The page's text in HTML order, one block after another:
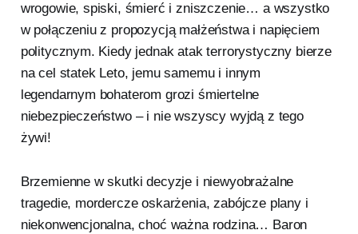
wrogowie, spiski, śmierć i zniszczenie… a wszystko
w połączeniu z propozycją małżeństwa i napięciem
politycznym. Kiedy jednak atak terrorystyczny bierze
na cel statek Leto, jemu samemu i innym
legendarnym bohaterom grozi śmiertelne
niebezpieczeństwo – i nie wszyscy wyjdą z tego
żywi!
Brzemienne w skutki decyzje i niewyobrażalne
tragedie, mordercze oskarżenia, zabójcze plany i
niekonwencjonalna, choć ważna rodzina… Baron